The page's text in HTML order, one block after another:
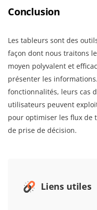
Conclusion
Les tableurs sont des
façon dont nous traitons
moyen polyvalent et
présenter les
fonctionnalités, leurs cas
utilisateurs peuvent
pour optimiser les flux de
de prise de décision.
Liens utiles